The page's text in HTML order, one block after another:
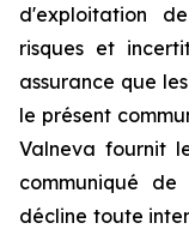
d'exploitation
risques et
assurance que
le présent
Valneva fournit
communiqué
décline toute